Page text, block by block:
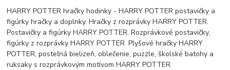
HARRY POTTER hračky hodinky - HARRY POTTER postavičky a
figúrky hračky a doplnky. Hračky z rozprávky HARRY POTTER.
Postavičky a figúrky HARRY POTTER. Rozprávkové postavičky,
figúrky z rozprávky HARRY POTTER. Plyšové hračky HARRY
POTTER, posteľná bielizeň, oblečenie, puzzle, školské batohy a
ruksaky s rozprávkovým motívom HARRY POTTER.